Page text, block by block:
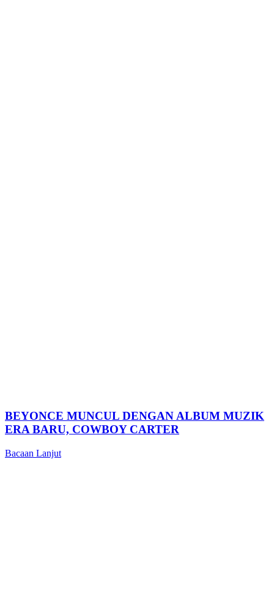
BEYONCE MUNCUL DENGAN ALBUM MUZIK
ERA BARU, COWBOY CARTER
Bacaan Lanjut